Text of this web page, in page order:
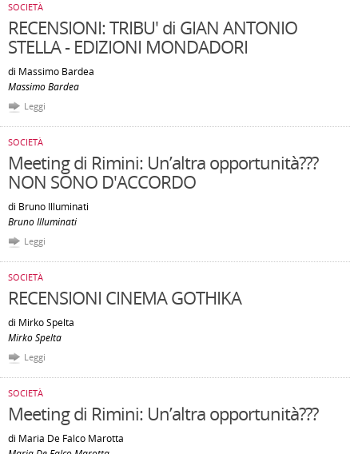
SOCIETÀ
RECENSIONI: TRIBU' di GIAN ANTONIO
STELLA - EDIZIONI MONDADORI
di Massimo Bardea
Massimo Bardea
Leggi
SOCIETÀ
Meeting di Rimini: Un’altra opportunità???
NON SONO D'ACCORDO
di Bruno Illuminati
Bruno Illuminati
Leggi
SOCIETÀ
RECENSIONI CINEMA GOTHIKA
di Mirko Spelta
Mirko Spelta
Leggi
SOCIETÀ
Meeting di Rimini: Un’altra opportunità???
di Maria De Falco Marotta